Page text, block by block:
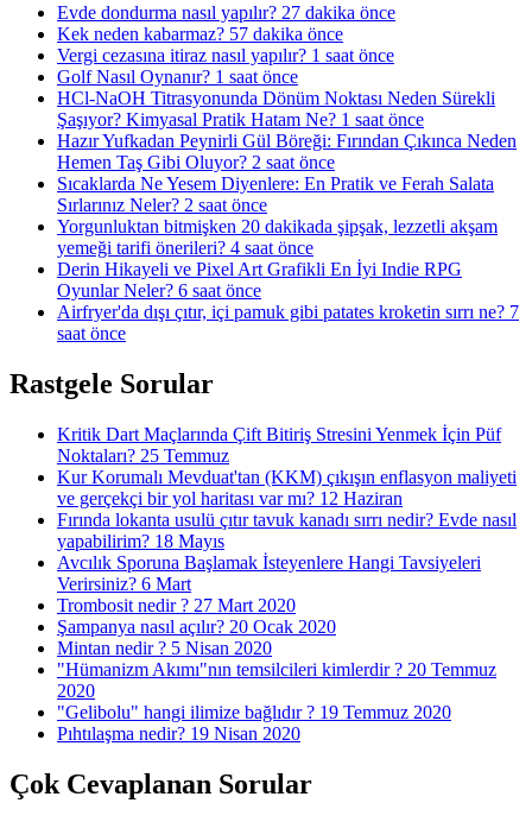
Evde dondurma nasıl yapılır? 27 dakika önce
Kek neden kabarmaz? 57 dakika önce
Vergi cezasına itiraz nasıl yapılır? 1 saat önce
Golf Nasıl Oynanır? 1 saat önce
HCl-NaOH Titrasyonunda Dönüm Noktası Neden Sürekli
Şaşıyor? Kimyasal Pratik Hatam Ne? 1 saat önce
Hazır Yufkadan Peynirli Gül Böreği: Fırından Çıkınca Neden
Hemen Taş Gibi Oluyor? 2 saat önce
Sıcaklarda Ne Yesem Diyenlere: En Pratik ve Ferah Salata
Sırlarınız Neler? 2 saat önce
Yorgunluktan bitmişken 20 dakikada şipşak, lezzetli akşam
yemeği tarifi önerileri? 4 saat önce
Derin Hikayeli ve Pixel Art Grafikli En İyi Indie RPG
Oyunlar Neler? 6 saat önce
Airfryer'da dışı çıtır, içi pamuk gibi patates kroketin sırrı ne? 7
saat önce
Rastgele Sorular
Kritik Dart Maçlarında Çift Bitiriş Stresini Yenmek İçin Püf
Noktaları? 25 Temmuz
Kur Korumalı Mevduat'tan (KKM) çıkışın enflasyon maliyeti
ve gerçekçi bir yol haritası var mı? 12 Haziran
Fırında lokanta usulü çıtır tavuk kanadı sırrı nedir? Evde nasıl
yapabilirim? 18 Mayıs
Avcılık Sporuna Başlamak İsteyenlere Hangi Tavsiyeleri
Verirsiniz? 6 Mart
Trombosit nedir ? 27 Mart 2020
Şampanya nasıl açılır? 20 Ocak 2020
Mintan nedir ? 5 Nisan 2020
"Hümanizm Akımı"nın temsilcileri kimlerdir ? 20 Temmuz
2020
"Gelibolu" hangi ilimize bağlıdır ? 19 Temmuz 2020
Pıhtılaşma nedir? 19 Nisan 2020
Çok Cevaplanan Sorular